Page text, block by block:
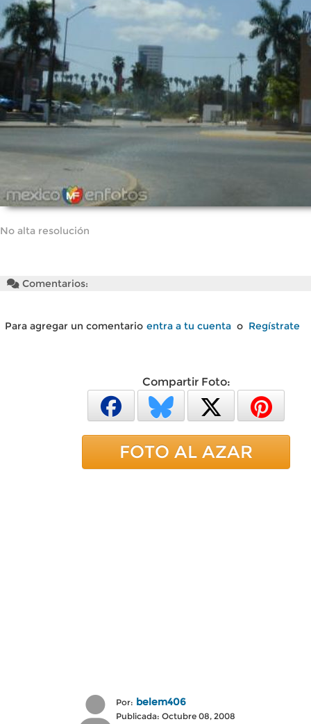
No alta resolución
Comentarios:
Para agregar un comentario entra a tu cuenta o Regístrate
Compartir Foto:
FOTO AL AZAR
Por: belem406
Publicada: Octubre 08, 2008